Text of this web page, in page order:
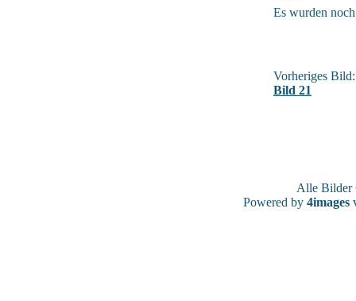
Es wurden
Vorheriges Bild:
Bild 21
Alle
Powered by 4images